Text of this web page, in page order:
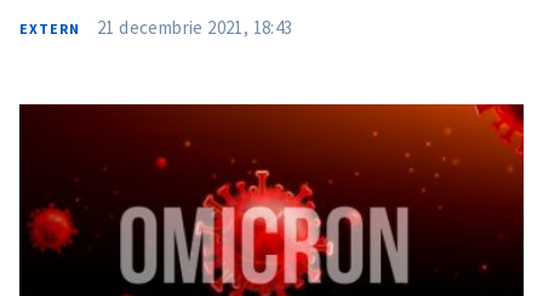
EXTERN 21 decembrie 2021, 18:43